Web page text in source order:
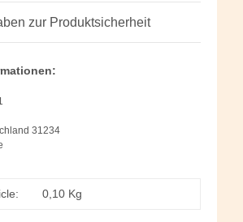
zur Produktsicherheit
31234
0,10 Kg